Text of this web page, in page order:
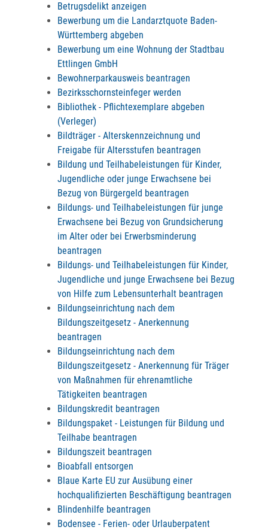
Betrugsdelikt anzeigen
Bewerbung um die Landarztquote Baden-
Württemberg abgeben
Bewerbung um eine Wohnung der Stadtbau
Ettlingen GmbH
Bewohnerparkausweis beantragen
Bezirksschornsteinfeger werden
Bibliothek - Pflichtexemplare abgeben
(Verleger)
Bildträger - Alterskennzeichnung und
Freigabe für Altersstufen beantragen
Bildung und Teilhabeleistungen für Kinder,
Jugendliche oder junge Erwachsene bei
Bezug von Bürgergeld beantragen
Bildungs- und Teilhabeleistungen für junge
Erwachsene bei Bezug von Grundsicherung
im Alter oder bei Erwerbsminderung
beantragen
Bildungs- und Teilhabeleistungen für Kinder,
Jugendliche und junge Erwachsene bei Bezug
von Hilfe zum Lebensunterhalt beantragen
Bildungseinrichtung nach dem
Bildungszeitgesetz - Anerkennung
beantragen
Bildungseinrichtung nach dem
Bildungszeitgesetz - Anerkennung für Träger
von Maßnahmen für ehrenamtliche
Tätigkeiten beantragen
Bildungskredit beantragen
Bildungspaket - Leistungen für Bildung und
Teilhabe beantragen
Bildungszeit beantragen
Bioabfall entsorgen
Blaue Karte EU zur Ausübung einer
hochqualifizierten Beschäftigung beantragen
Blindenhilfe beantragen
Bodensee - Ferien- oder Urlauberpatent